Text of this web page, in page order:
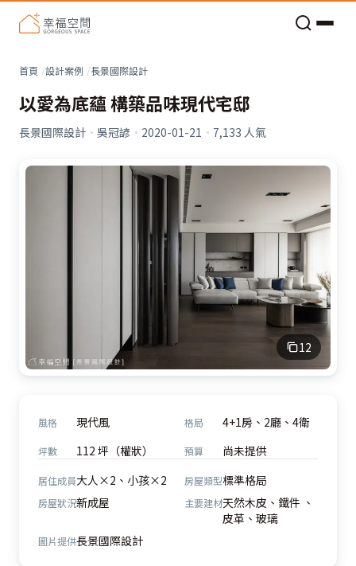
首頁 設計案例 長景國際設計
以愛為底蘊 構築品味現代宅邸
長景國際設計 · 吳冠諺 · 2020-01-21 · 7,133 人氣
12
風格 現代風 格局 4+1房、2廳、4衛
坪數 112 坪（權狀） 預算 尚未提供
居住成員大人×2、小孩×2 房屋類型標準格局
房屋狀況新成屋 主要建材天然木皮、鐵件 、
皮革、玻璃
圖片提供長景國際設計